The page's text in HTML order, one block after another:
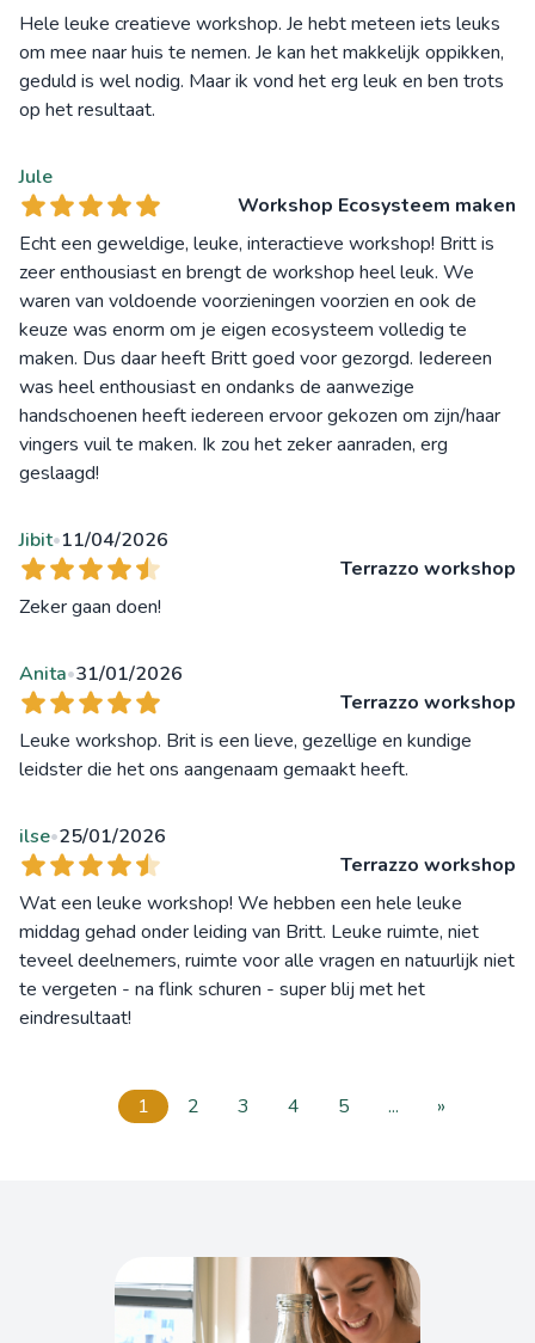
Hele leuke creatieve workshop. Je hebt meteen iets leuks
om mee naar huis te nemen. Je kan het makkelijk oppikken,
geduld is wel nodig. Maar ik vond het erg leuk en ben trots
op het resultaat.
Jule
Workshop Ecosysteem maken
Echt een geweldige, leuke, interactieve workshop! Britt is
zeer enthousiast en brengt de workshop heel leuk. We
waren van voldoende voorzieningen voorzien en ook de
keuze was enorm om je eigen ecosysteem volledig te
maken. Dus daar heeft Britt goed voor gezorgd. Iedereen
was heel enthousiast en ondanks de aanwezige
handschoenen heeft iedereen ervoor gekozen om zijn/haar
vingers vuil te maken. Ik zou het zeker aanraden, erg
geslaagd!
Jibit•11/04/2026
Terrazzo workshop
Zeker gaan doen!
Anita•31/01/2026
Terrazzo workshop
Leuke workshop. Brit is een lieve, gezellige en kundige
leidster die het ons aangenaam gemaakt heeft.
ilse•25/01/2026
Terrazzo workshop
Wat een leuke workshop! We hebben een hele leuke
middag gehad onder leiding van Britt. Leuke ruimte, niet
teveel deelnemers, ruimte voor alle vragen en natuurlijk niet
te vergeten - na flink schuren - super blij met het
eindresultaat!
1 2 3 4 5 ... »